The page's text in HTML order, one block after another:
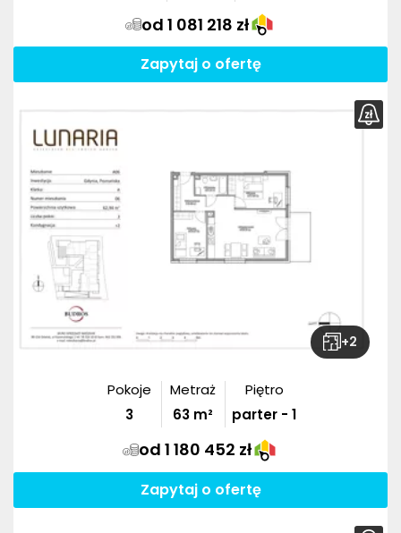
od 1 081 218 zł
Zapytaj o ofertę
+2
Pokoje
3
Metraż
63 m²
Piętro
parter - 1
od 1 180 452 zł
Zapytaj o ofertę